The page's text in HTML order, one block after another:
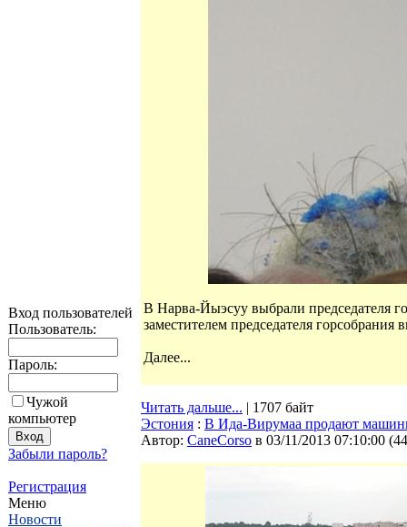
Вход пользователей
Пользователь:
Пароль:
Чужой
компьютер
Забыли пароль?
Регистрация
Меню
Новости
В Нарва-Йыэсуу выбрали председателя
заместителем председателя
Далее...
Читать дальше... | 1707 байт
Эстония : В Ида-Вирумаа продают
Автор: CaneCorso в 03/11/2013 07:10:00 (